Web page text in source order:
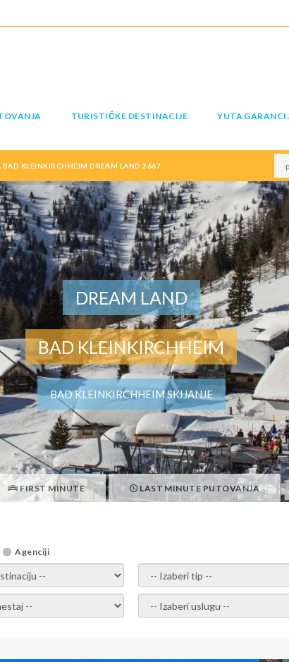
TURISTIČKE DESTINACIJE YUTA
BAD KLEINKIRCHHEIM DREAM LAND 2667
DREAM LAND
BAD KLEINKIRCHHEIM
BAD KLEINKIRCHHEIM SKIJANJE
FIRST MINUTE LAST MINUTE PUTOVANJA
Agenciji
- - izaberi tip -
- - Izaberite uslugu -